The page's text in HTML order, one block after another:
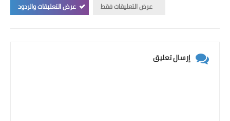
عرض التعليقات فقط
عرض التعليقات والردود
إرسال تعليق